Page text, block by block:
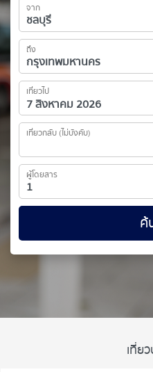
จาก
ถึง
เที่ยวไป
เที่ยวกลับ (ไม่บังคับ)
ผู้โดยสาร
ค้
เที่ย